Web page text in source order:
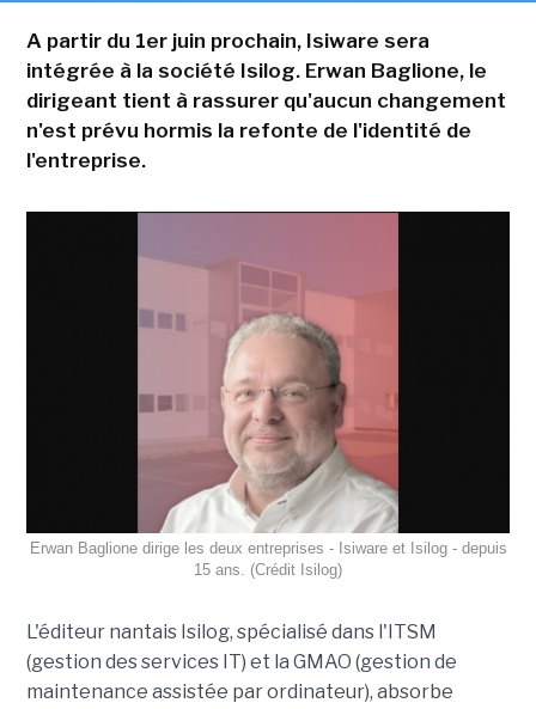
A partir du 1er juin prochain, Isiware sera
intégrée à la société Isilog. Erwan Baglione, le
dirigeant tient à rassurer qu'aucun changement
n'est prévu hormis la refonte de l'identité de
l'entreprise.
Erwan Baglione dirige les deux entreprises - Isiware et Isilog - depuis
15 ans. (Crédit Isilog)
L'éditeur nantais Isilog, spécialisé dans l'ITSM
(gestion des services IT) et la GMAO (gestion de
maintenance assistée par ordinateur), absorbe